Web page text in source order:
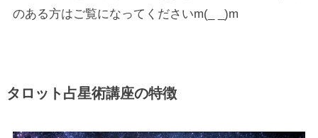
のある方はご覧になってくださいm(_ _)m
タロット占星術講座の特徴